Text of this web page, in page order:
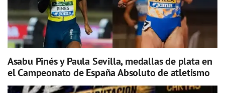
Asabu Pinés y Paula Sevilla, medallas de plata en
el Campeonato de España Absoluto de atletismo